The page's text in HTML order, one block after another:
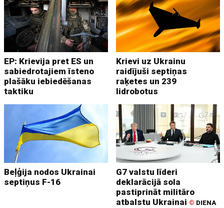
EP: Krievija pret ES un
sabiedrotajiem īsteno
plašāku iebiedēšanas
taktiku
Krievi uz Ukrainu
raidījuši septiņas
raķetes un 239
lidrobotus
Beļģija nodos Ukrainai
septiņus F-16
G7 valstu līderi
deklarācijā sola
pastiprināt militāro
atbalstu Ukrainai © DIENA